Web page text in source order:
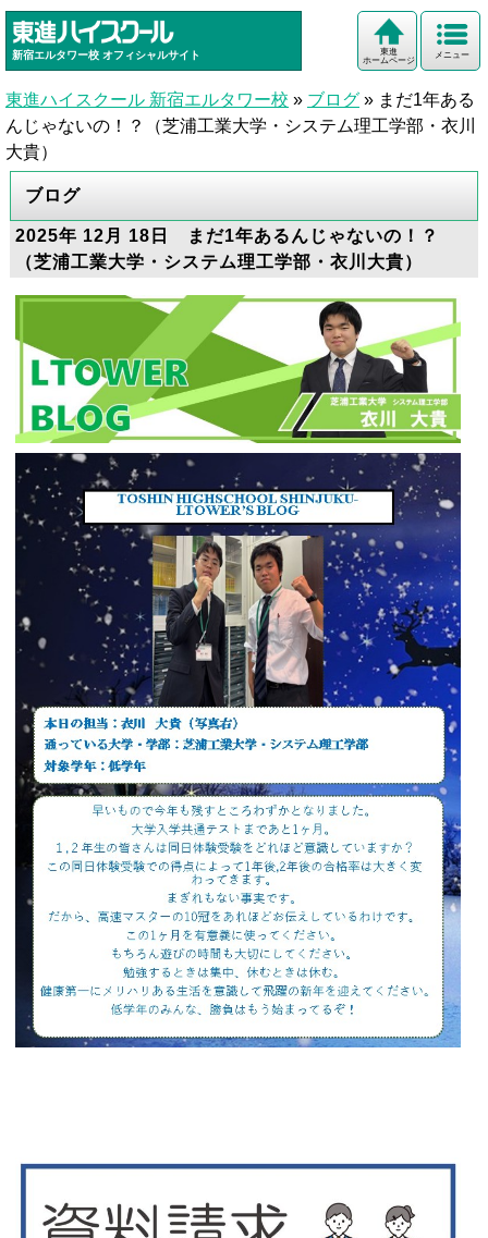
新宿エルタワー校 オフィシャルサイト メニュー
東進
ホームページ
東進ハイスクール 新宿エルタワー校 » ブログ » まだ1年ある
んじゃないの！？（芝浦工業大学・システム理工学部・衣川
大貴）
ブログ
2025年 12月 18日 まだ1年あるんじゃないの！？
（芝浦工業大学・システム理工学部・衣川大貴）